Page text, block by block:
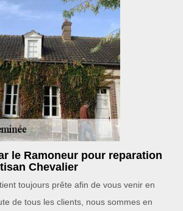
le Ramoneur pour reparation
Chevalier
toujours prête afin de vous venir en
de tous les clients, nous sommes en